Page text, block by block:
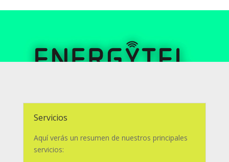
Servicios
Aquí verás un resumen de nuestros principales
servicios: